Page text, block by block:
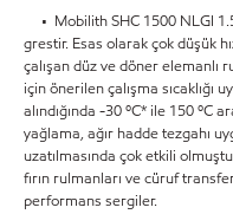
• Mobilith SHC 1500 NLGI 1.5
grestir. Esas olarak çok düşük
çalışan düz ve döner elemanlı
için önerilen çalışma sıcaklığı
alındığında -30 ºC* ile 150 ºC
yağlama, ağır hadde tezgahı
uzatılmasında çok etkili
fırın rulmanları ve cüruf
performans sergiler.